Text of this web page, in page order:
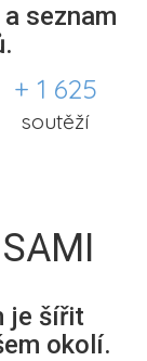
seznam
+ 1 625
soutěží
je šířit
okolí.